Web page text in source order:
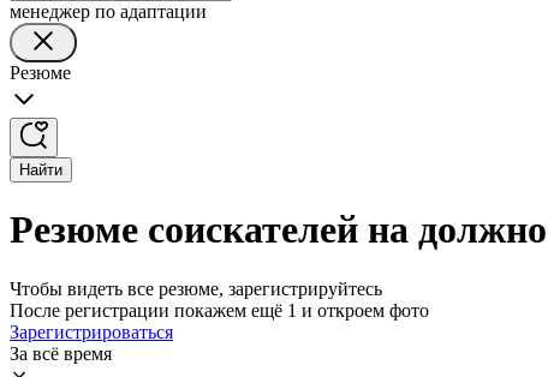
менеджер по адаптации
Резюме
Найти
Резюме соискателей на
Чтобы видеть все резюме, зарегистрируйтесь
После регистрации покажем ещё 1 и откроем фото
Зарегистрироваться
За всё время